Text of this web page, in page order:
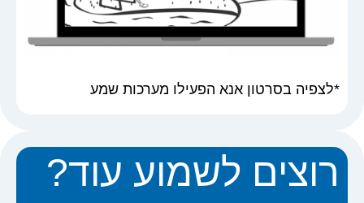
*לצפיה בסרטון אנא הפעילו מערכות שמע
רוצים לשמוע עוד?